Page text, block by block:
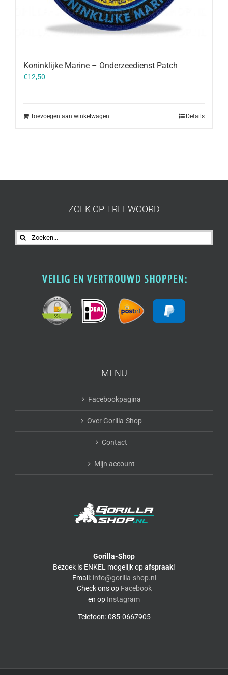
Koninklijke Marine – Onderzeedienst Patch
€12,50
Toevoegen aan winkelwagen Details
ZOEK OP TREFWOORD
Zoeken
naar:
MENU
Facebookpagina
Over Gorilla-Shop
Contact
Mijn account
Gorilla-Shop
Bezoek is ENKEL mogelijk opafspraak!
Email: info@gorilla-shop.nl
Check ons op Facebook
en op Instagram
Telefoon: 085-0667905